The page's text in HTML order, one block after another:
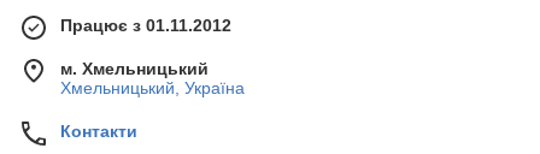
Працює з 01.11.2012
м. Хмельницький
Хмельницький, Україна
Контакти